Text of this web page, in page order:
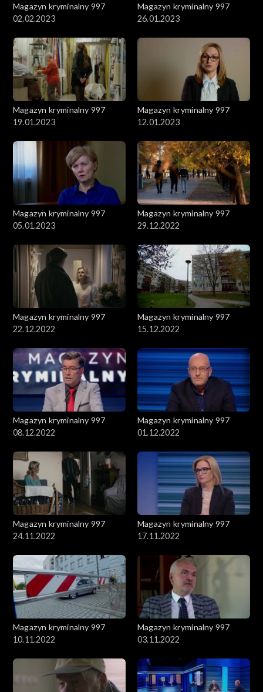
Magazyn kryminalny 997
02.02.2023
Magazyn kryminalny 997
26.01.2023
Magazyn kryminalny 997
19.01.2023
Magazyn kryminalny 997
12.01.2023
Magazyn kryminalny 997
05.01.2023
Magazyn kryminalny 997
29.12.2022
Magazyn kryminalny 997
22.12.2022
Magazyn kryminalny 997
15.12.2022
Magazyn kryminalny 997
08.12.2022
Magazyn kryminalny 997
01.12.2022
Magazyn kryminalny 997
24.11.2022
Magazyn kryminalny 997
17.11.2022
Magazyn kryminalny 997
10.11.2022
Magazyn kryminalny 997
03.11.2022